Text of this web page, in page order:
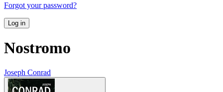
Forgot your password?
Log in
Nostromo
Joseph Conrad